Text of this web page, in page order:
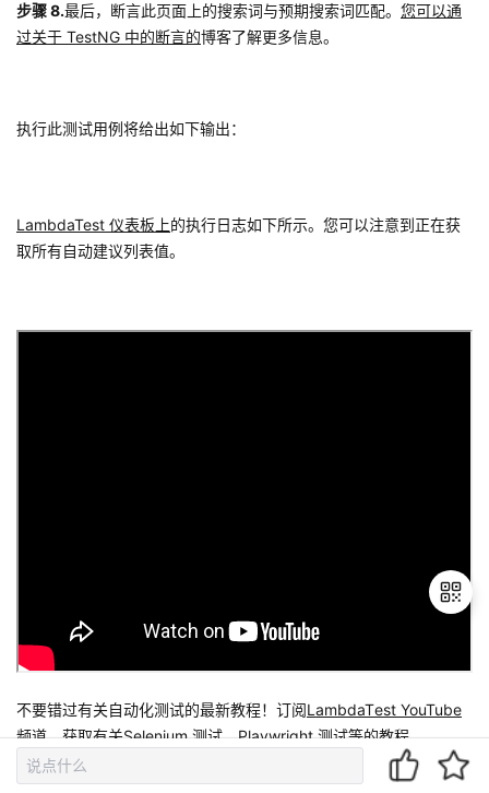
步骤 8.最后，断言此页面上的搜索词与预期搜索词匹配。 您可以通
过关于 TestNG 中的断言的博客了解更多信息。
执行此测试用例将给出如下输出：
LambdaTest 仪表板上的执行日志如下所示。您可以注意到正在获
取所有自动建议列表值。
不要错过有关自动化测试的最新教程！订阅LambdaTеst YouTube
频道，获取有关Selenium 测试、Playwright 测试等的教程。
在这篇关于 工具的博客中，我们列出了最好的 11 个